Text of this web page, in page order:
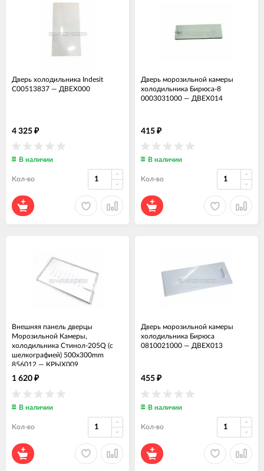
Дверь холодильника Indesit
C00513837 — ДВЕХ000
4 325 ₽
В наличии
Кол-во
Дверь морозильной камеры
холодильника Бирюса-8
0003031000 — ДВЕХ014
415 ₽
В наличии
Кол-во
Внешняя панель дверцы
Морозильной Камеры,
холодильника Стинол-205Q (с
шелкографией) 500x300mm
856012 — КРЫХ009
1 620 ₽
В наличии
Кол-во
Дверь морозильной камеры
холодильника Бирюса
0810021000 — ДВЕХ013
455 ₽
В наличии
Кол-во